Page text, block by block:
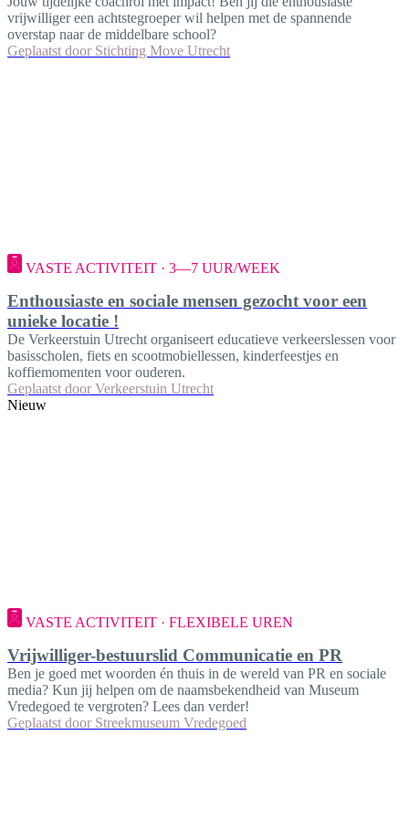
vrijwilliger een achtstegroeper wil helpen met de spannende
overstap naar de middelbare school?
Geplaatst door Stichting Move Utrecht
VASTE ACTIVITEIT · 3—7 UUR/WEEK
Enthousiaste en sociale mensen gezocht voor een
unieke locatie !
De Verkeerstuin Utrecht organiseert educatieve verkeerslessen voor
basisscholen, fiets en scootmobiellessen, kinderfeestjes en
koffiemomenten voor ouderen.
Geplaatst door Verkeerstuin Utrecht
Nieuw
VASTE ACTIVITEIT · FLEXIBELE UREN
Vrijwilliger-bestuurslid Communicatie en PR
Ben je goed met woorden én thuis in de wereld van PR en sociale
media? Kun jij helpen om de naamsbekendheid van Museum
Vredegoed te vergroten? Lees dan verder!
Geplaatst door Streekmuseum Vredegoed